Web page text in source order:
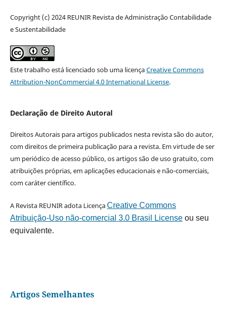
Copyright (c) 2024 REUNIR Revista de Administração Contabilidade
e Sustentabilidade
Este trabalho está licenciado sob uma licençaCreative Commons
Attribution-NonCommercial 4.0 International License.
Declaração de Direito Autoral
Direitos Autorais para artigos publicados nesta revista são do autor,
com direitos de primeira publicação para a revista. Em virtude de ser
um periódico de acesso público, os artigos são de uso gratuito, com
atribuições próprias, em aplicações educacionais e não-comerciais,
com caráter científico.
A Revista REUNIR adota LicençaCreative Commons
Atribuição-Uso não-comercial 3.0 Brasil Licenseou seu
equivalente.
Artigos Semelhantes